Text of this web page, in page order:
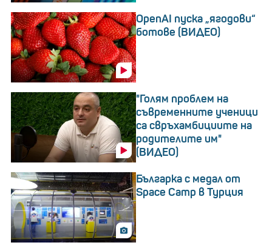
OpenAI пуска „ягодови“
ботове (ВИДЕО)
"Голям проблем на
съвременните ученици
са свръхамбициите на
родителите им"
(ВИДЕО)
Българка с медал от
Space Camp в Турция